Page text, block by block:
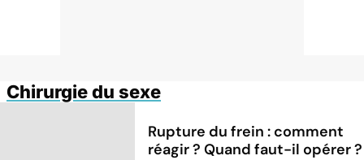
Chirurgie du sexe
Rupture du frein : comment
réagir ? Quand faut-il opérer ?